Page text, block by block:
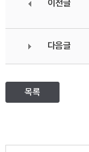
이전글
다음글
목록